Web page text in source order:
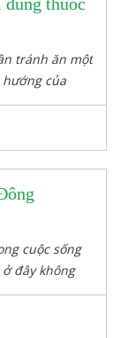
tránh ăn một
của
cuộc sống
đây không
hay
hàng, là sự